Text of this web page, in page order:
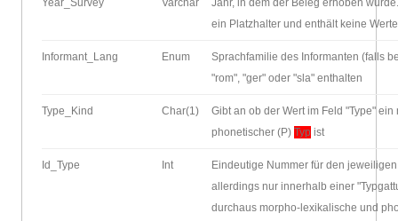
ein Platzhalter und enthält keine
Informant_Lang Enum
Sprachfamilie des Informanten (falls
"rom", "ger" oder "sla" enthalten
Type_Kind Char(1)
Gibt an ob der Wert im Feld "Type"
phonetischer (P)Typ ist
Id_Type Int
Eindeutige Nummer für den
allerdings nur innerhalb einer
durchaus morpho-lexikalische und